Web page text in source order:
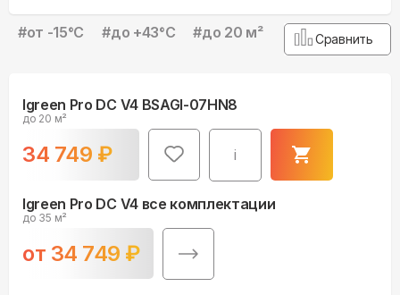
#от -15°С #до +43°С #до 20 м² Сравнить
Igreen Pro DC V4 BSAGI-07HN8
до 20 м²
34 749 ₽ i
Igreen Pro DC V4 все комплектации
до 35 м²
от 34 749 ₽